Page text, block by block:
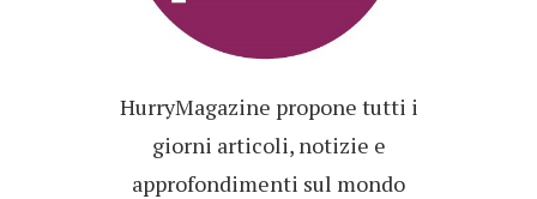
HurryMagazine propone tutti i
giorni articoli, notizie e
approfondimenti sul mondo